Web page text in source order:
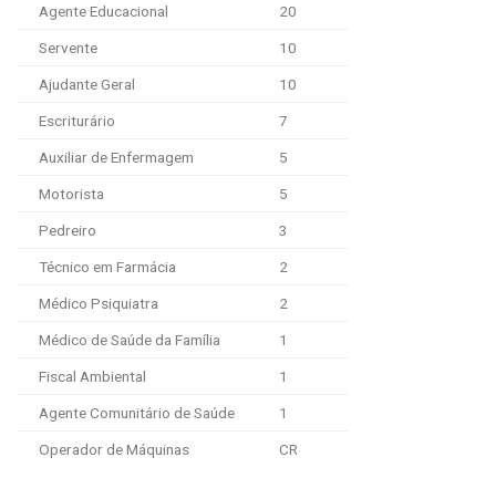
Agente Educacional 20
Servente 10
Ajudante Geral 10
Escriturário 7
Auxiliar de Enfermagem 5
Motorista 5
Pedreiro 3
Técnico em Farmácia 2
Médico Psiquiatra 2
Médico de Saúde da Família 1
Fiscal Ambiental 1
Agente Comunitário de Saúde 1
Operador de Máquinas CR